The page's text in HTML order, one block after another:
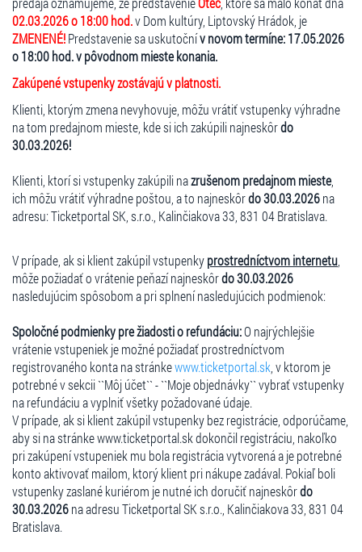
02.03.2026 o 18:00 hod.v Dom kultúry, Liptovský Hrádok, je
ZMENENÉ!Predstavenie sa uskutočnív novom termíne: 17.05.2026
o 18:00 hod. v pôvodnom mieste konania.
Zakúpené vstupenky zostávajú v platnosti.
Klienti, ktorým zmena nevyhovuje, môžu vrátiť vstupenky výhradne
na tom predajnom mieste, kde si ich zakúpili najneskôrdo
30.03.2026!
Klienti, ktorí si vstupenky zakúpili nazrušenom predajnom mieste,
ich môžu vrátiť výhradne poštou, a to najneskôrdo 30.03.2026na
adresu: Ticketportal SK, s.r.o., Kalinčiakova 33, 831 04 Bratislava.
V prípade, ak si klient zakúpil vstupenkyprostredníctvom internetu
môže požiadať o vrátenie peňazí najneskôrdo 30.03.2026
nasledujúcim spôsobom a pri splnení nasledujúcich podmienok:
Spoločné podmienky pre žiadosti o refundáciu:O najrýchlejšie
vrátenie vstupeniek je možné požiadať prostredníctvom
registrovaného konta na stránkewww.ticketportal.sk , v ktorom je
potrebné v sekcii ``Môj účet`` - ``Moje objednávky`` vybrať vstupenky
na refundáciu a vyplniť všetky požadované údaje.
V prípade, ak si klient zakúpil vstupenky bez registrácie, odporúčame,
aby si na stránke www.ticketportal.sk dokončil registráciu, nakoľko
pri zakúpení vstupeniek mu bola registrácia vytvorená a je potrebné
konto aktivovať mailom, ktorý klient pri nákupe zadával. Pokiaľ boli
vstupenky zaslané kuriérom je nutné ich doručiť najneskôrdo
30.03.2026na adresu Ticketportal SK s.r.o., Kalinčiakova 33, 831 04
Bratislava.